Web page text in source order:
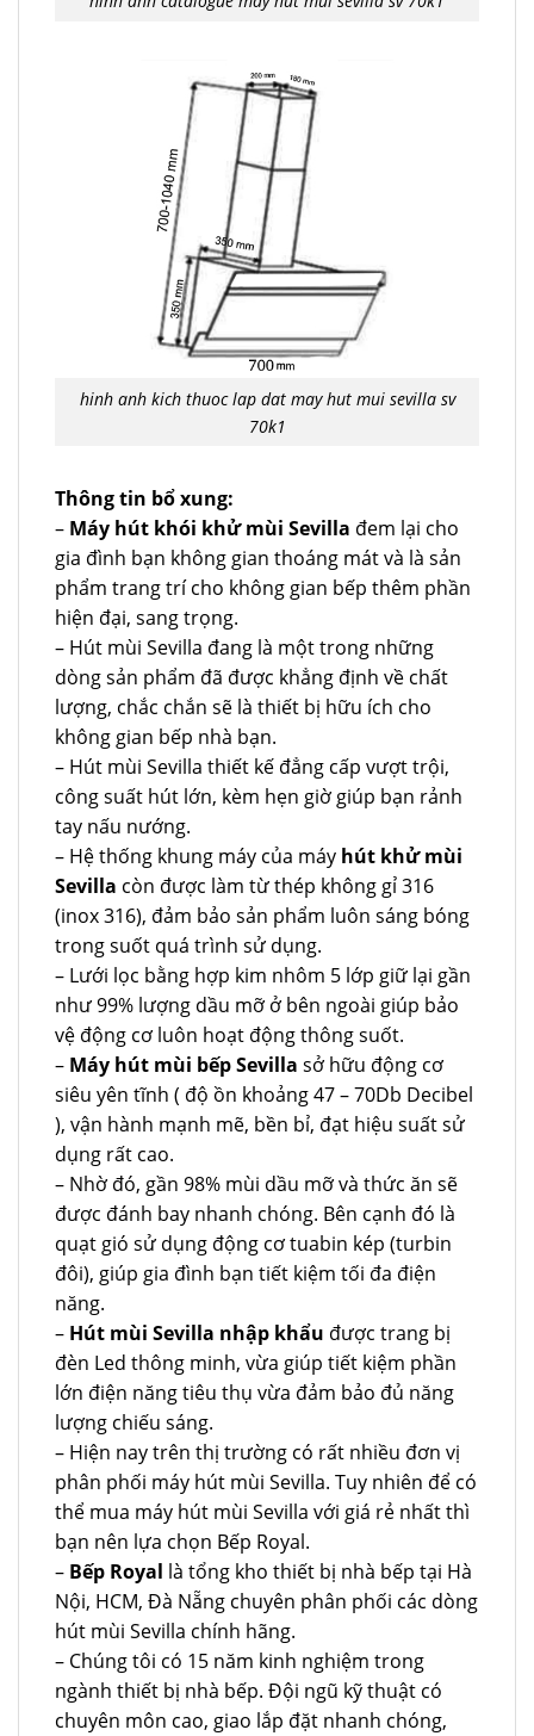
hinh anh kich thuoc lap dat may hut mui sevilla sv
70k1
Thông tin bổ xung:
– Máy hút khói khử mùi Sevilla đem lại cho
gia đình bạn không gian thoáng mát và là sản
phẩm trang trí cho không gian bếp thêm phần
hiện đại, sang trọng.
– Hút mùi Sevilla đang là một trong những
dòng sản phẩm đã được khẳng định về chất
lượng, chắc chắn sẽ là thiết bị hữu ích cho
không gian bếp nhà bạn.
– Hút mùi Sevilla thiết kế đẳng cấp vượt trội,
công suất hút lớn, kèm hẹn giờ giúp bạn rảnh
tay nấu nướng.
– Hệ thống khung máy của máy hút khử mùi
Sevilla còn được làm từ thép không gỉ 316
(inox 316), đảm bảo sản phẩm luôn sáng bóng
trong suốt quá trình sử dụng.
– Lưới lọc bằng hợp kim nhôm 5 lớp giữ lại gần
như 99% lượng dầu mỡ ở bên ngoài giúp bảo
vệ động cơ luôn hoạt động thông suốt.
– Máy hút mùi bếp Sevilla sở hữu động cơ
siêu yên tĩnh ( độ ồn khoảng 47 – 70Db Decibel
), vận hành mạnh mẽ, bền bỉ, đạt hiệu suất sử
dụng rất cao.
– Nhờ đó, gần 98% mùi dầu mỡ và thức ăn sẽ
được đánh bay nhanh chóng. Bên cạnh đó là
quạt gió sử dụng động cơ tuabin kép (turbin
đôi), giúp gia đình bạn tiết kiệm tối đa điện
năng.
– Hút mùi Sevilla nhập khẩu được trang bị
đèn Led thông minh, vừa giúp tiết kiệm phần
lớn điện năng tiêu thụ vừa đảm bảo đủ năng
lượng chiếu sáng.
– Hiện nay trên thị trường có rất nhiều đơn vị
phân phối máy hút mùi Sevilla. Tuy nhiên để có
thể mua máy hút mùi Sevilla với giá rẻ nhất thì
bạn nên lựa chọn Bếp Royal.
– Bếp Royal là tổng kho thiết bị nhà bếp tại Hà
Nội, HCM, Đà Nẵng chuyên phân phối các dòng
hút mùi Sevilla chính hãng.
– Chúng tôi có 15 năm kinh nghiệm trong
ngành thiết bị nhà bếp. Đội ngũ kỹ thuật có
chuyên môn cao, giao lắp đặt nhanh chóng,